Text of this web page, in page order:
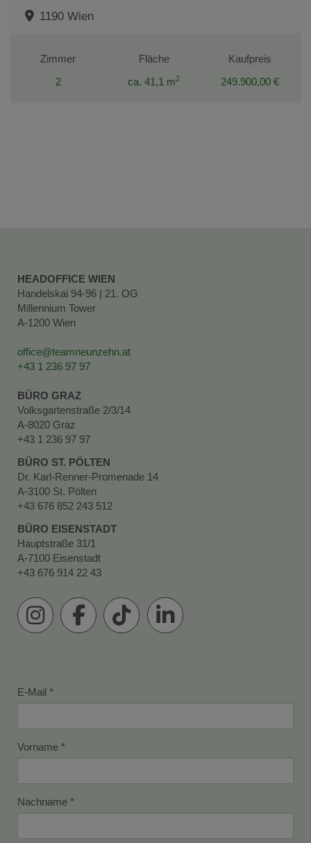
1190 Wien
Zimmer
2
Fläche
ca. 41,1 m2
Kaufpreis
249.900,00 €
HEADOFFICE WIEN
Handelskai 94-96 | 21. OG
Millennium Tower
A-1200 Wien
office@teamneunzehn.at
+43 1 236 97 97
BÜRO GRAZ
Volksgartenstraße 2/3/14
A-8020 Graz
+43 1 236 97 97
BÜRO ST. PÖLTEN
Dr. Karl-Renner-Promenade 14
A-3100 St. Pölten
+43 676 852 243 512
BÜRO EISENSTADT
Hauptstraße 31/1
A-7100 Eisenstadt
+43 676 914 22 43
E-Mail
Vorname
Nachname